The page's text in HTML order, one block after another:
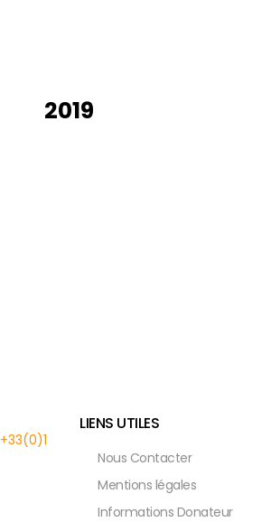
2019
+33(0)1
LIENS UTILES
Nous Contacter
Mentions légales
Informations Donateur